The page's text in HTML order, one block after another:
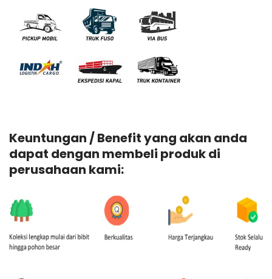
Keuntungan / Benefit yang akan anda
dapat dengan membeli produk di
perusahaan kami: